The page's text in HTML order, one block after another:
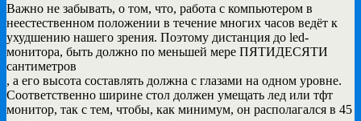
Важно не забывать, о том, что, работа с компьютером в
неестественном положении в течение многих часов ведёт к
ухудшению нашего зрения. Поэтому дистанция до led-
монитора, быть должно по меньшей мере ПЯТИДЕСЯТИ
сантиметров
, а его высота составлять должна с глазами на одном уровне.
Соответственно ширине стол должен умещать лед или тфт
монитор, так с тем, чтобы, как минимум, он располагался в 45